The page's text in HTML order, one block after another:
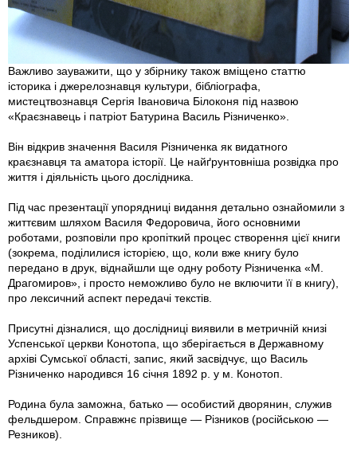
Важливо зауважити, що у збірнику також вміщено статтю
історика і джерелознавця культури, бібліографа,
мистецтвознавця Сергія Івановича Бiлоконя під назвою
«Краєзнавець і патріот Батурина Василь Рiзниченко».
Він відкрив значення Василя Рiзниченка як видатного
краєзнавця та аматора історії. Це найґрунтовніша розвідка про
життя і діяльність цього дослідника.
Під час презентації упорядниці видання детально ознайомили з
життєвим шляхом Василя Федоровича, його основними
роботами, розповіли про кропіткий процес створення цієї книги
(зокрема, поділилися історією, що, коли вже книгу було
передано в друк, віднайшли ще одну роботу Рiзниченка «М.
Драгомиров», і просто неможливо було не включити її в книгу),
про лексичний аспект передачі текстів.
Присутні дізналися, що дослідниці виявили в метричній книзі
Успенської церкви Конотопа, що зберігається в Державному
архіві Сумської області, запис, який засвідчує, що Василь
Рiзниченко народився 16 січня 1892 р. у м. Конотоп.
Родина була заможна, батько — особистий дворянин, служив
фельдшером. Справжнє прізвище — Різников (російською —
Резников).